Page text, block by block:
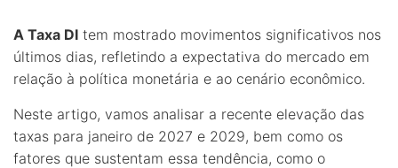
A Taxa DI tem mostrado movimentos significativos nos
últimos dias, refletindo a expectativa do mercado em
relação à política monetária e ao cenário econômico.
Neste artigo, vamos analisar a recente elevação das
taxas para janeiro de 2027 e 2029, bem como os
fatores que sustentam essa tendência, como o